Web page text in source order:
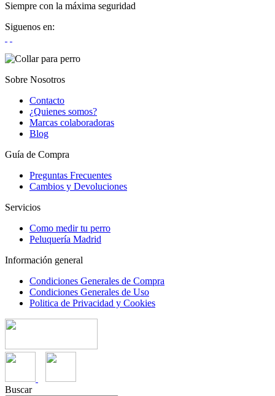
Siempre con la máxima seguridad
Siguenos en:
Sobre Nosotros
Contacto
¿Quienes somos?
Marcas colaboradoras
Blog
Guía de Compra
Preguntas Frecuentes
Cambios y Devoluciones
Servicios
Como medir tu perro
Peluquería Madrid
Información general
Condiciones Generales de Compra
Condiciones Generales de Uso
Politica de Privacidad y Cookies
Buscar